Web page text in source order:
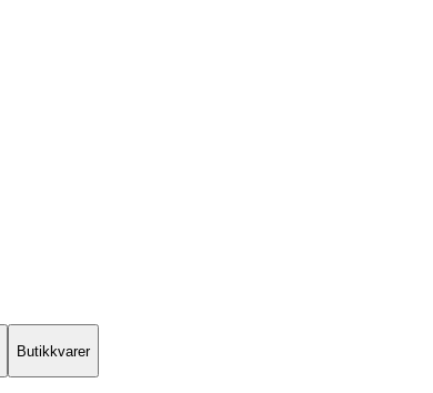
Butikkvarer